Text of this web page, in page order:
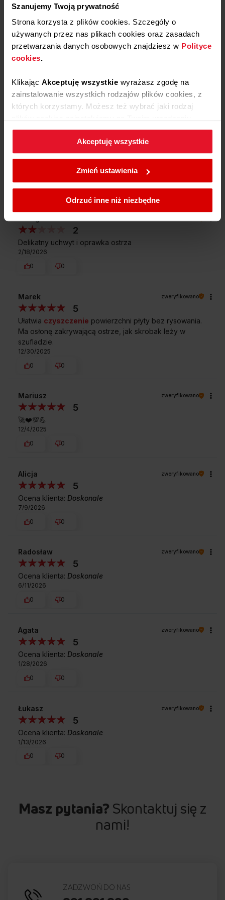
Szanujemy Twoją prywatność
Strona korzysta z plików cookies. Szczegóły o
używanych przez nas plikach cookies oraz zasadach
przetwarzania danych osobowych znajdziesz w Polityce
cookies.
Klikając Akceptuję wszystkie wyrażasz zgodę na
zainstalowanie wszystkich rodzajów plików cookies, z
których korzystamy. Możesz też wybrać jaki rodzaj
klikającZmień ustawienia.
W każdej chwili możesz zmienić wybrane przez Ciebie
ustawienia plików cookies wchodząc w zakładkę
Akceptuję wszystkie
Zmień ustawienia
Odrzuć inne niż niezbędne
Bogusław
Świetny zakup.
5/11/2026
0
0
5
0
0
2
Delikatny uchwyt i oprawka ostrza
2/18/2026
0
0
Marek zweryfikowano
5
Ułatwia czyszczenie powierzchni płyty bez rysowania.
Ma osłonę zakrywającą ostrze, jak skrobak leży w
szufladzie.
12/30/2025
0
0
Mariusz zweryfikowano
5
🚀❤️💯💪
12/4/2025
0
0
Alicja zweryfikowano
5
Ocena klienta: Doskonale
7/9/2026
0
0
Radosław zweryfikowano
5
Ocena klienta: Doskonale
6/11/2026
0
0
Agata zweryfikowano
5
Ocena klienta: Doskonale
1/28/2026
0
0
Łukasz zweryfikowano
5
Ocena klienta: Doskonale
1/13/2026
0
0
Masz pytania? Skontaktuj się z
nami!
ZADZWOŃ DO NAS